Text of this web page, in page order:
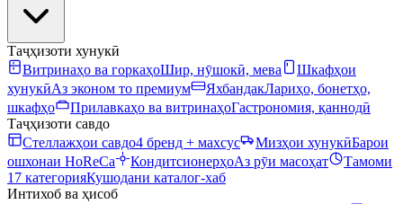
Таҷҳизоти хунукӣ
Витринаҳо ва горкаҳоШир, нӯшокӣ, мева
Шкафҳои
хунукӣАз эконом то премиум ЯхбандакЛариҳо, бонетҳо,
шкафҳо
Прилавкаҳо ва витринаҳоГастрономия, қаннодӣ
Таҷҳизоти савдо
Стеллажҳои савдо4 бренд + махсус Мизҳои хунукӣБарои
ошхонаи HoReCa
КондитсионерҳоАз рӯи масоҳат
Тамоми
17 категорияКушодани каталог-хаб
Интихоб ва ҳисоб